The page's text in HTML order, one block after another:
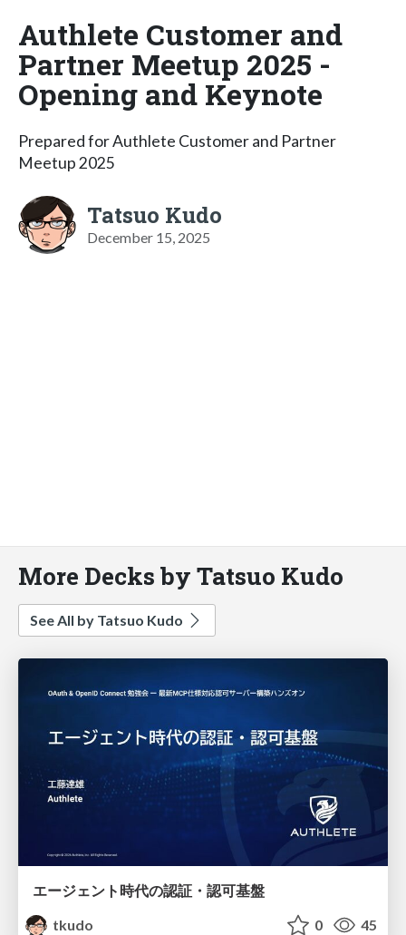
Authlete Customer and
Partner Meetup 2025 -
Opening and Keynote
Prepared for Authlete Customer and Partner
Meetup 2025
Tatsuo Kudo
December 15, 2025
More Decks by Tatsuo Kudo
See All by Tatsuo Kudo
エージェント時代の認証・認可基盤
tkudo
0 45